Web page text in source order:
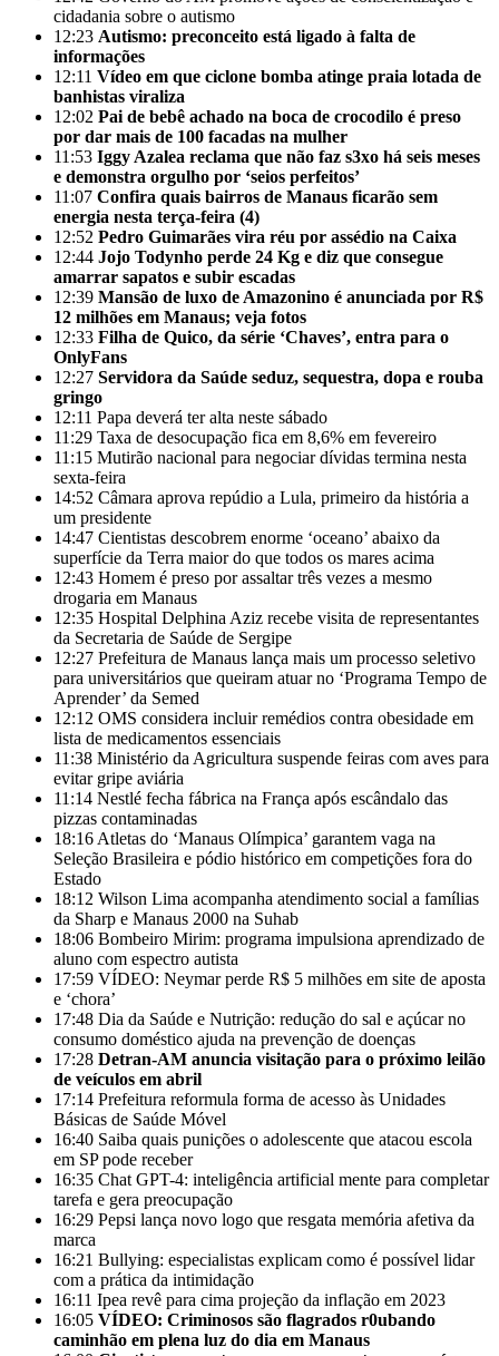
cidadania sobre o autismo
12:23 Autismo: preconceito está ligado à falta de
informações
12:11 Vídeo em que ciclone bomba atinge praia lotada de
banhistas viraliza
12:02 Pai de bebê achado na boca de crocodilo é preso
por dar mais de 100 facadas na mulher
11:53 Iggy Azalea reclama que não faz s3xo há seis meses
e demonstra orgulho por ‘seios perfeitos’
11:07 Confira quais bairros de Manaus ficarão sem
energia nesta terça-feira (4)
12:52 Pedro Guimarães vira réu por assédio na Caixa
12:44 Jojo Todynho perde 24 Kg e diz que consegue
amarrar sapatos e subir escadas
12:39 Mansão de luxo de Amazonino é anunciada por R$
12 milhões em Manaus; veja fotos
12:33 Filha de Quico, da série ‘Chaves’, entra para o
OnlyFans
12:27 Servidora da Saúde seduz, sequestra, dopa e rouba
gringo
12:11 Papa deverá ter alta neste sábado
11:29 Taxa de desocupação fica em 8,6% em fevereiro
11:15 Mutirão nacional para negociar dívidas termina nesta
sexta-feira
14:52 Câmara aprova repúdio a Lula, primeiro da história a
um presidente
14:47 Cientistas descobrem enorme ‘oceano’ abaixo da
superfície da Terra maior do que todos os mares acima
12:43 Homem é preso por assaltar três vezes a mesmo
drogaria em Manaus
12:35 Hospital Delphina Aziz recebe visita de representantes
da Secretaria de Saúde de Sergipe
12:27 Prefeitura de Manaus lança mais um processo seletivo
para universitários que queiram atuar no ‘Programa Tempo de
Aprender’ da Semed
12:12 OMS considera incluir remédios contra obesidade em
lista de medicamentos essenciais
11:38 Ministério da Agricultura suspende feiras com aves para
evitar gripe aviária
11:14 Nestlé fecha fábrica na França após escândalo das
pizzas contaminadas
18:16 Atletas do ‘Manaus Olímpica’ garantem vaga na
Seleção Brasileira e pódio histórico em competições fora do
Estado
18:12 Wilson Lima acompanha atendimento social a famílias
da Sharp e Manaus 2000 na Suhab
18:06 Bombeiro Mirim: programa impulsiona aprendizado de
aluno com espectro autista
17:59 VÍDEO: Neymar perde R$ 5 milhões em site de aposta
e ‘chora’
17:48 Dia da Saúde e Nutrição: redução do sal e açúcar no
consumo doméstico ajuda na prevenção de doenças
17:28 Detran-AM anuncia visitação para o próximo leilão
de veículos em abril
17:14 Prefeitura reformula forma de acesso às Unidades
Básicas de Saúde Móvel
16:40 Saiba quais punições o adolescente que atacou escola
em SP pode receber
16:35 Chat GPT-4: inteligência artificial mente para completar
tarefa e gera preocupação
16:29 Pepsi lança novo logo que resgata memória afetiva da
marca
16:21 Bullying: especialistas explicam como é possível lidar
com a prática da intimidação
16:11 Ipea revê para cima projeção da inflação em 2023
16:05 VÍDEO: Criminosos são flagrados r0ubando
caminhão em plena luz do dia em Manaus